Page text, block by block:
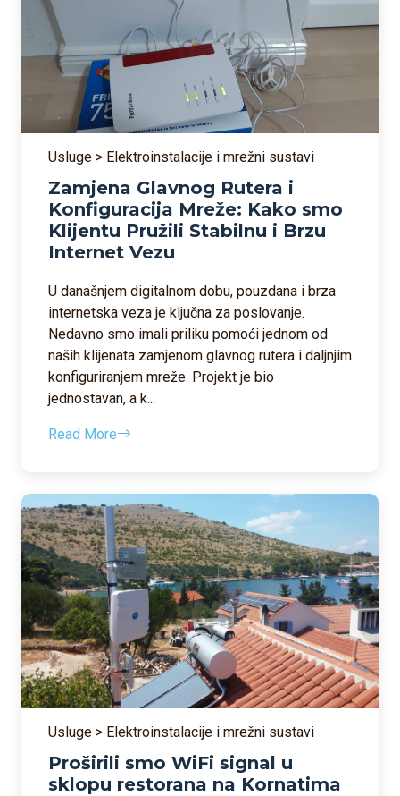
Usluge > Elektroinstalacije i mrežni sustavi
Zamjena Glavnog Rutera i
Konfiguracija Mreže: Kako smo
Klijentu Pružili Stabilnu i Brzu
Internet Vezu
U današnjem digitalnom dobu, pouzdana i brza
internetska veza je ključna za poslovanje.
Nedavno smo imali priliku pomoći jednom od
naših klijenata zamjenom glavnog rutera i daljnjim
konfiguriranjem mreže. Projekt je bio
jednostavan, a k...
Read More
Usluge > Elektroinstalacije i mrežni sustavi
Proširili smo WiFi signal u
sklopu restorana na Kornatima